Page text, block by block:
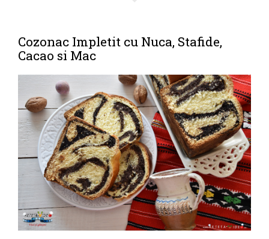
Cozonac Impletit cu Nuca, Stafide,
Cacao si Mac